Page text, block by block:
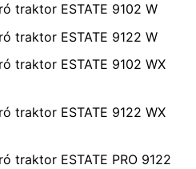
traktor ESTATE 9102 W
traktor ESTATE 9122 W
traktor ESTATE 9102 WX
traktor ESTATE 9122 WX
traktor ESTATE PRO 9122